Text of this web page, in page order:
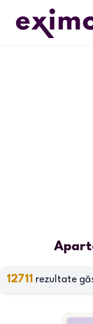
12711 rezultate